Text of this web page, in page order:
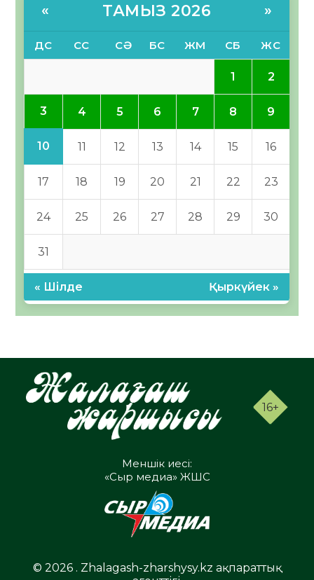
« ТАМЫЗ 2026 »
ДС СС СӘ БС ЖМ СБ ЖС
1 2
3 4 5 6 7 8 9
10 11 12 13 14 15 16
17 18 19 20 21 22 23
24 25 26 27 28 29 30
31
« Шілде Қыркүйек »
16+
Меншік иесі:
«Сыр медиа» ЖШС
© 2026 . Zhalagash-zharshysy.kz ақпараттық